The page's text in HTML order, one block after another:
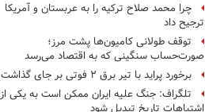
چرا محمد صلاح ترکیه را به عربستان و آمریکا
ترجیح داد
توقف طولانی کامیون‌ها پشت مرز؛
صورت‌حساب سنگینی که به اقتصاد می‌رسد
برخورد پراید با تیر برق ۲ فوتی بر جای گذاشت
تلگراف: جنگ علیه ایران ممکن است به یکی از
اشتباهات تاریخ تبدیل شود